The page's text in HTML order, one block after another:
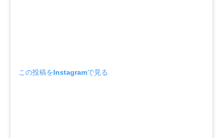
この投稿をInstagramで見る